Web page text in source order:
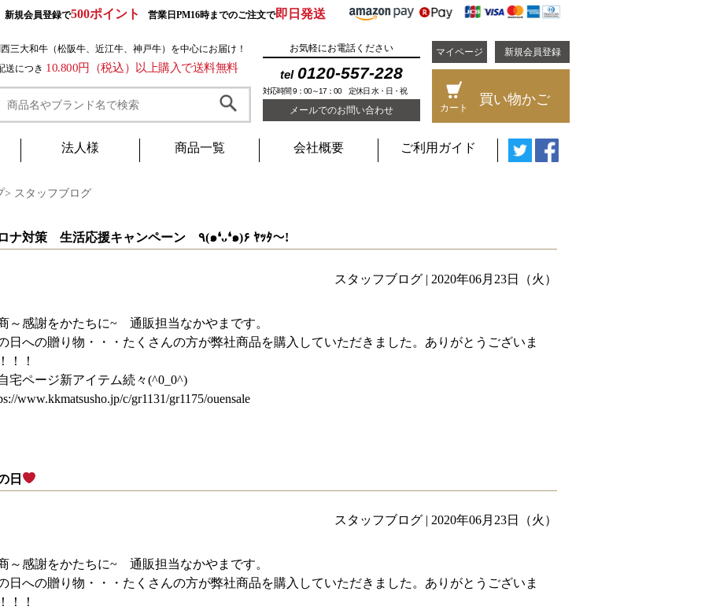
新規会員登録で500ポイント 営業日PM16時までのご注文で即日発送
三大和牛（松阪牛、近江牛、神戸牛）を中心にお届け！
送につき 10.800円（税込）以上購入で送料無料
お気軽にお電話ください
tel 0120-557-228
対応時間 9：00～17：00 定休日 水・日・祝
メールでのお問い合わせ
マイページ 新規会員登録
カート
買い物かご
法人様 商品一覧 会社概要 ご利用ガイド
> スタッフブログ
コロナ対策 生活応援キャンペーン ٩(๑❛ᴗ❛๑)۶ ﾔｯﾀ～!
スタッフブログ | 2020年06月23日（火）
～感謝をかたちに~ 通販担当なかやまです。
日への贈り物・・・たくさんの方が弊社商品を購入していただきました。ありがとうございま
！！
宅ページ新アイテム続々(^0_0^)
www.kkmatsusho.jp/c/gr1131/gr1175/ouensale
日
スタッフブログ | 2020年06月23日（火）
～感謝をかたちに~ 通販担当なかやまです。
日への贈り物・・・たくさんの方が弊社商品を購入していただきました。ありがとうございま
！！